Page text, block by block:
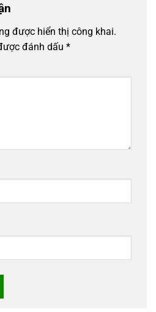
được hiển thị công khai.
đánh dấu *